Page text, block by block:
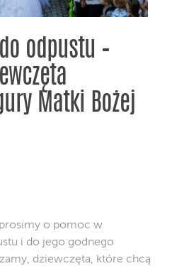
odpustu –
Matki Bożej
o pomoc w
i do jego godnego
dziewczęta, które chcą